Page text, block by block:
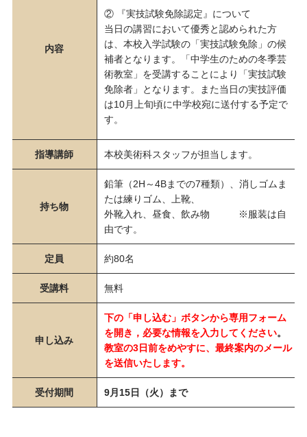
内容
② 『実技試験免除認定』について
当日の講習において優秀と認められた方
は、本校入学試験の「実技試験免除」の候
補者となります。「中学生のための冬季芸
術教室」を受講することにより「実技試験
免除者」となります。また当日の実技評価
は10月上旬頃に中学校宛に送付する予定で
す。
指導講師 本校美術科スタッフが担当します。
持ち物
鉛筆（2H～4Bまでの7種類）、消しゴムま
たは練りゴム、上靴、
外靴入れ、昼食、飲み物 ※服装は自
由です。
定員 約80名
受講料 無料
申し込み
下の「申し込む」ボタンから専用フォーム
を開き，必要な情報を入力してください。
教室の3日前をめやすに、最終案内のメール
を送信いたします。
受付期間 9月15日（火）まで